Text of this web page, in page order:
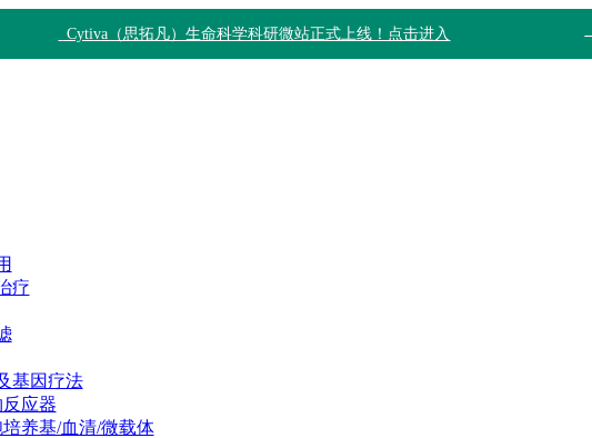
Cytiva（思拓凡）生命科学科研微站正式上线！点击进入
疗
基因疗法
应器
养基/血清/微载体